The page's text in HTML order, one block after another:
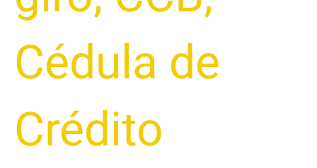
Cédula de
Crédito